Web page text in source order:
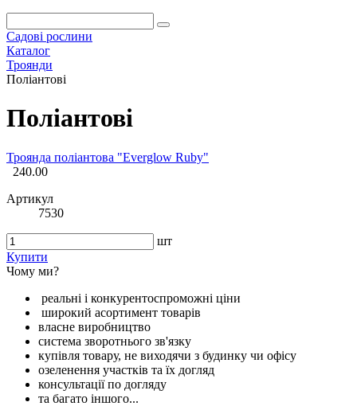
Садові рослини
Каталог
Троянди
Поліантові
Поліантові
Троянда поліантова "Everglow Ruby"
240.00
Артикул
7530
шт
Купити
Чому ми?
реальні і конкурентоспроможні ціни
широкий асортимент товарів
власне виробництво
система зворотнього зв'язку
купівля товару, не виходячи з будинку чи офісу
озеленення участків та їх догляд
консультації по догляду
та багато іншого...